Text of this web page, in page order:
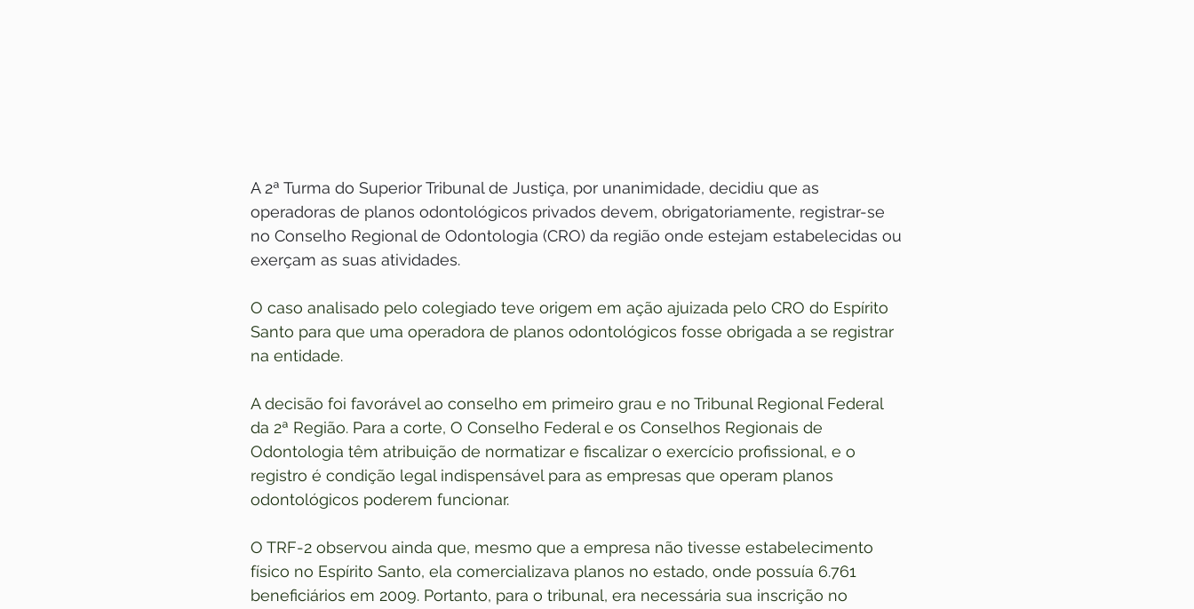
A 2ª Turma do Superior Tribunal de Justiça, por unanimidade, decidiu que as
operadoras de planos odontológicos privados devem, obrigatoriamente, registrar-se
no Conselho Regional de Odontologia (CRO) da região onde estejam estabelecidas ou
exerçam as suas atividades.
O caso analisado pelo colegiado teve origem em ação ajuizada pelo CRO do Espírito
Santo para que uma operadora de planos odontológicos fosse obrigada a se registrar
na entidade.
A decisão foi favorável ao conselho em primeiro grau e no Tribunal Regional Federal
da 2ª Região. Para a corte, O Conselho Federal e os Conselhos Regionais de
Odontologia têm atribuição de normatizar e fiscalizar o exercício profissional, e o
registro é condição legal indispensável para as empresas que operam planos
odontológicos poderem funcionar.
O TRF-2 observou ainda que, mesmo que a empresa não tivesse estabelecimento
físico no Espírito Santo, ela comercializava planos no estado, onde possuía 6.761
beneficiários em 2009. Portanto, para o tribunal, era necessária sua inscrição no